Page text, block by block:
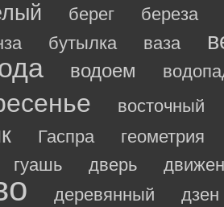
берег
береза
бутылка ваза
водоем
восточный
Гаспра геометрия
гуашь дверь
деревянный
дзен